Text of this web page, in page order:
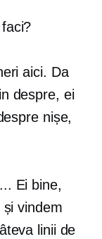
aici. Da
despre, ei
nișe,
Ei bine,
vindem
linii de